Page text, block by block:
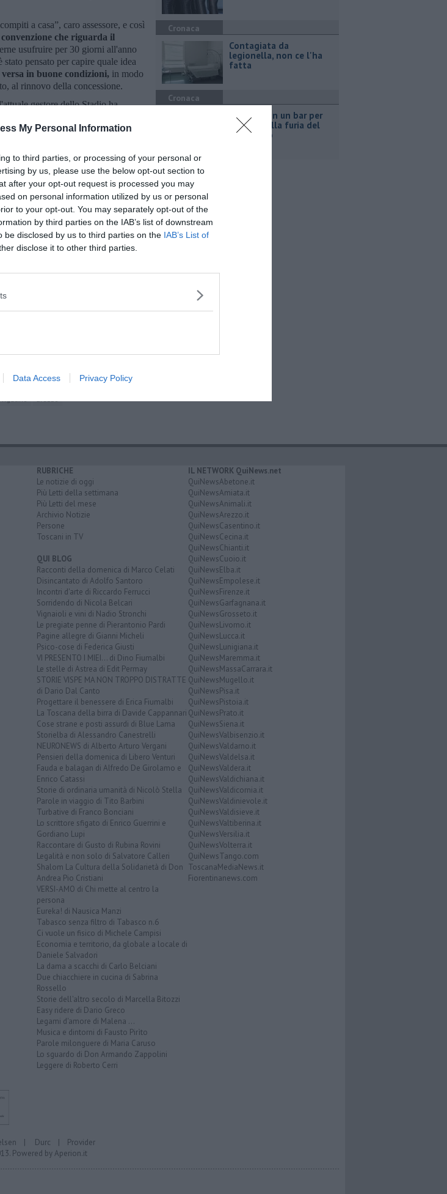
My Personal Information
to third parties, or processing of your personal or
by us, please use the below opt-out section to
after your opt-out request is processed you may
on personal information utilized by us or personal
to your opt-out. You may separately opt-out of the
by third parties on the IAB’s list of downstream
be disclosed by us to third parties on the IAB’s List of
disclose it to other third parties.
Data Access Privacy Policy
a casa”, caro assessore, e così
che riguarda il
usufruire per 30 giorni all'anno
pensato per capire quale idea
in buone condizioni, in modo
al rinnovo della concessione.
gestore dello Stadio ha
che potrebbe aprire prospettive
tutte le parti, con l’unica
il tempo della campagna elettorale,
Cronaca
Contagiata da
legionella, non ce l'ha
fatta
Cronaca
Nascosta in un bar per
sfuggire alla furia del
compagno
RUBRICHE
Le notizie di oggi
Più Letti della settimana
Più Letti del mese
Archivio Notizie
Persone
Toscani in TV
QUI BLOG
Racconti della domenica di Marco Celati
Disincantato di Adolfo Santoro
Incontri d'arte di Riccardo Ferrucci
Sorridendo di Nicola Belcari
Vignaioli e vini di Nadio Stronchi
Le pregiate penne di Pierantonio Pardi
Pagine allegre di Gianni Micheli
Psico-cose di Federica Giusti
VI PRESENTO I MIEI... di Dino Fiumalbi
Le stelle di Astrea di Edit Permay
STORIE VISPE MA NON TROPPO DISTRATTE
di Dario Dal Canto
Progettare il benessere di Erica Fiumalbi
La Toscana della birra di Davide Cappannari
Cose strane e posti assurdi di Blue Lama
Storielba di Alessandro Canestrelli
NEURONEWS di Alberto Arturo Vergani
Pensieri della domenica di Libero Venturi
Fauda e balagan di Alfredo De Girolamo e
Enrico Catassi
Storie di ordinaria umanità di Nicolò Stella
Parole in viaggio di Tito Barbini
Turbative di Franco Bonciani
Lo scrittore sfigato di Enrico Guerrini e
Gordiano Lupi
Raccontare di Gusto di Rubina Rovini
Legalità e non solo di Salvatore Calleri
Shalom La Cultura della Solidarietà di Don
Andrea Pio Cristiani
VERSI-AMO di Chi mette al centro la
persona
Eureka! di Nausica Manzi
Tabasco senza filtro di Tabasco n.6
Ci vuole un fisico di Michele Campisi
Economia e territorio, da globale a locale di
Daniele Salvadori
La dama a scacchi di Carlo Belciani
Due chiacchiere in cucina di Sabrina
Rossello
Storie dell'altro secolo di Marcella Bitozzi
Easy ridere di Dario Greco
Legami d'amore di Malena ...
Musica e dintorni di Fausto Pirìto
Parole milonguere di Maria Caruso
Lo sguardo di Don Armando Zappolini
Leggere di Roberto Cerri
IL NETWORK QuiNews.net
QuiNewsAbetone.it
QuiNewsAmiata.it
QuiNewsAnimali.it
QuiNewsArezzo.it
QuiNewsCasentino.it
QuiNewsCecina.it
QuiNewsChianti.it
QuiNewsCuoio.it
QuiNewsElba.it
QuiNewsEmpolese.it
QuiNewsFirenze.it
QuiNewsGarfagnana.it
QuiNewsGrosseto.it
QuiNewsLivorno.it
QuiNewsLucca.it
QuiNewsLunigiana.it
QuiNewsMaremma.it
QuiNewsMassaCarrara.it
QuiNewsMugello.it
QuiNewsPisa.it
QuiNewsPistoia.it
QuiNewsPrato.it
QuiNewsSiena.it
QuiNewsValbisenzio.it
QuiNewsValdarno.it
QuiNewsValdelsa.it
QuiNewsValdera.it
QuiNewsValdichiana.it
QuiNewsValdicornia.it
QuiNewsValdinievole.it
QuiNewsValdisieve.it
QuiNewsValtiberina.it
QuiNewsVersilia.it
QuiNewsVolterra.it
QuiNewsTango.com
ToscanaMediaNews.it
Fiorentinanews.com
| Durc | Provider
Powered byAperion.it